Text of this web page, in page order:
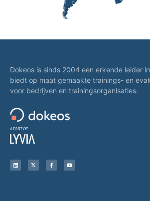
Dokeos is sinds 2004 een erkende leider
biedt op maat gemaakte trainings- en
voor bedrijven en trainingsorganisaties.